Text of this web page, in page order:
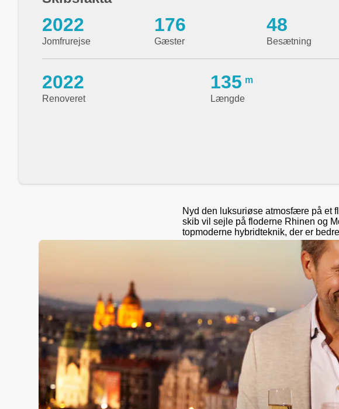
Jomfrurejse
2022
Gæster
176
Besætning
48
Renoveret
2022
Længde
135 m
Nyd den luksuriøse atmosfære på et
skib vil sejle på floderne Rhinen og
topmoderne hybridteknik, der er